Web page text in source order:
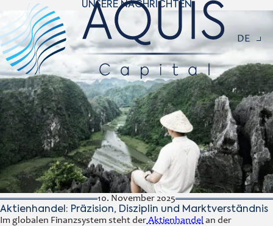
DE
UNSERE NACHRICHTEN
10. November 2025
Aktienhandel: Präzision, Disziplin und Marktverständnis
Im globalen Finanzsystem steht derAktienhandel an der